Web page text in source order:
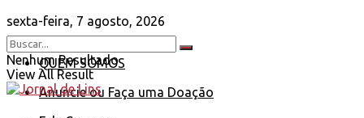
sexta-feira, 7 agosto, 2026
QUEM SOMOS
Anuncie ou Faça uma Doação
Nenhum Resultado
View All Result